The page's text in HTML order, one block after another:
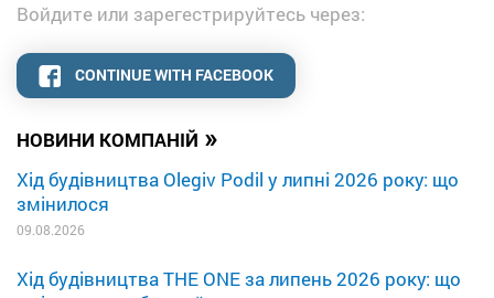
НОВИНИ КОМПАНІЙ »
Хід будівництва Olegiv Podil у липні 2026 року: що
змінилося
09.08.2026
Хід будівництва THE ONE за липень 2026 року: що
Войдите или зарегестрируйтесь через:
CONTINUE WITH FACEBOOK